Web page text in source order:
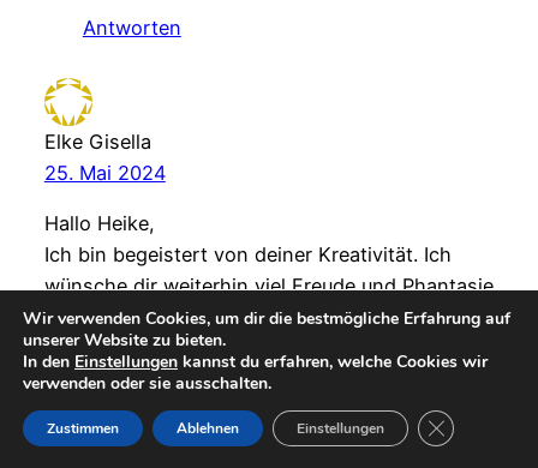
Antworten
Elke Gisella
25. Mai 2024
Hallo Heike,
Ich bin begeistert von deiner Kreativität. Ich
wünsche dir weiterhin viel Freude und Phantasie
beim Nähen. Alles Gute zum 10 jährigen und
noch viele weitere schöne Jahre
Liebe Grüße Elke
Antworten
Wir verwenden Cookies, um dir die bestmögliche Erfahrung auf
unserer Website zu bieten.
In den Einstellungen kannst du erfahren, welche Cookies wir
verwenden oder sie ausschalten.
Zustimmen Ablehnen Einstellungen GDPR